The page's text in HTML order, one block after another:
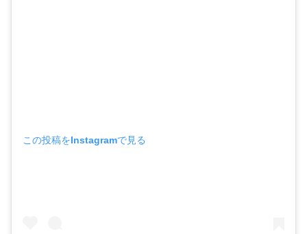
この投稿をInstagramで見る